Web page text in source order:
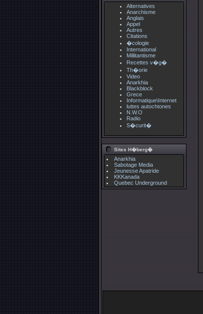
Alternatives
Anarchisme
Anglais
Appel
Autres
Citations
�cologie
International
Millitantisme
Recettes v�g�
Th�orie
Video
Anarkhia
Blackblock
Grece
Informatique\Internet
luttes autochtones
N.W.O
Radio
S�curit�
Sites H�berg�
Anarkhia
Sabotage Media
Jeunesse Apatride
KKKanada
Quebec Underground